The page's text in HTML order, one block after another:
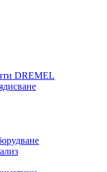
DREMEL